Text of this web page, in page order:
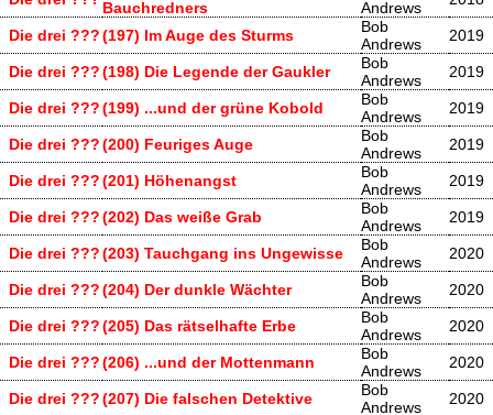
Bauchredners
Andrews
Die drei ???(197) Im Auge des Sturms
Bob
Andrews
2019
Die drei ???(198) Die Legende der Gaukler
Bob
Andrews
2019
Die drei ???(199) ...und der grüne Kobold
Bob
Andrews
2019
Die drei ???(200) Feuriges Auge
Bob
Andrews
2019
Die drei ???(201) Höhenangst
Bob
Andrews
2019
Die drei ???(202) Das weiße Grab
Bob
Andrews
2019
Die drei ???(203) Tauchgang ins Ungewisse
Bob
Andrews
2020
Die drei ???(204) Der dunkle Wächter
Bob
Andrews
2020
Die drei ???(205) Das rätselhafte Erbe
Bob
Andrews
2020
Die drei ???(206) ...und der Mottenmann
Bob
Andrews
2020
Die drei ???(207) Die falschen Detektive
Bob
Andrews
2020